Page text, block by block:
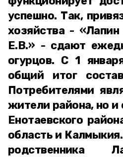
успешно. Так,
хозяйства -
Е.В.» - сдают
огурцов. С 1
общий итог
Потребителями
жители района, но и
Енотаевского
область и
родственника